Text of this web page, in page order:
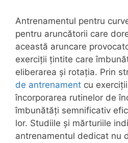
Antrenamentul pentru
pentru aruncătorii care
această aruncare
exerciții țintite care
eliberarea și rotația. Prin
de antrenament cu
încorporarea rutinelor de
îmbunătăți semnificativ
lor. Studiile și mărturiile
antrenamentul dedicat nu